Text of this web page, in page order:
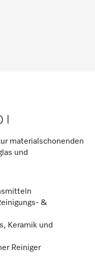
materialschonenden
und
&
Keramik und
Reiniger